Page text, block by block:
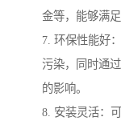
金等，能够满
7. 环保性能好
污染，同时通
的影响。
8. 安装灵活：